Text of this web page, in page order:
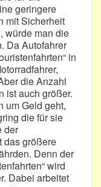
geringere
mit Sicherheit
würde man die
Da Autofahrer
in
die Anzahl
ist auch größer.
um Geld geht,
die für sie
der
das größere
Denn der
wird
Dabei arbeitet